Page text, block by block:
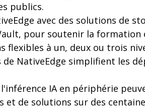
publics.
avec des solutions de
pour soutenir la
flexibles à un, deux ou trois
NativeEdge simplifient les
IA en périphérie
de solutions sur des